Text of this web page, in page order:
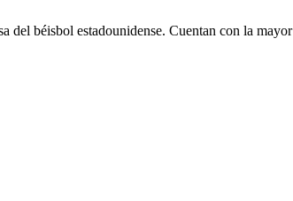
del béisbol estadounidense. Cuentan con la